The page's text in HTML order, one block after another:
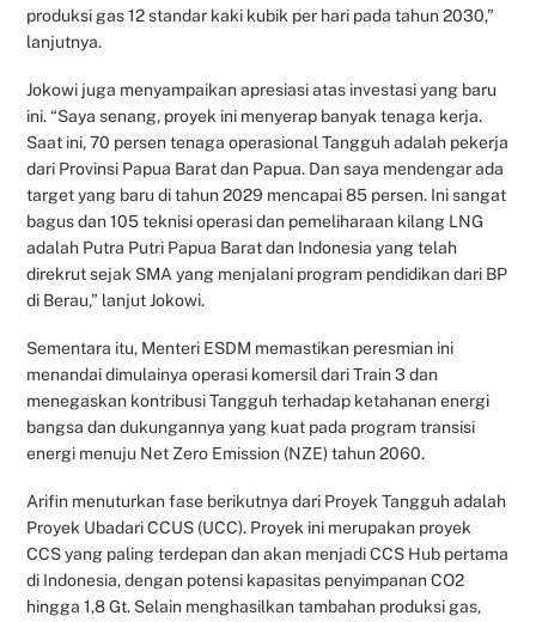
produksi gas 12 standar kaki kubik per hari pada tahun 2030,”
lanjutnya.
Jokowi juga menyampaikan apresiasi atas investasi yang baru
ini. “Saya senang, proyek ini menyerap banyak tenaga kerja.
Saat ini, 70 persen tenaga operasional Tangguh adalah pekerja
dari Provinsi Papua Barat dan Papua. Dan saya mendengar ada
target yang baru di tahun 2029 mencapai 85 persen. Ini sangat
bagus dan 105 teknisi operasi dan pemeliharaan kilang LNG
adalah Putra Putri Papua Barat dan Indonesia yang telah
direkrut sejak SMA yang menjalani program pendidikan dari BP
di Berau,” lanjut Jokowi.
Sementara itu, Menteri ESDM memastikan peresmian ini
menandai dimulainya operasi komersil dari Train 3 dan
menegaskan kontribusi Tangguh terhadap ketahanan energi
bangsa dan dukungannya yang kuat pada program transisi
energi menuju Net Zero Emission (NZE) tahun 2060.
Arifin menuturkan fase berikutnya dari Proyek Tangguh adalah
Proyek Ubadari CCUS (UCC). Proyek ini merupakan proyek
CCS yang paling terdepan dan akan menjadi CCS Hub pertama
di Indonesia, dengan potensi kapasitas penyimpanan CO2
hingga 1,8 Gt. Selain menghasilkan tambahan produksi gas,